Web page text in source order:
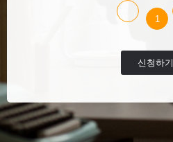
1
신청하기